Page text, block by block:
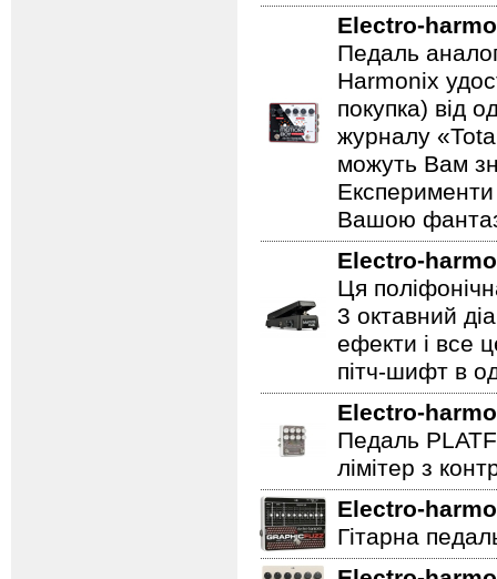
Electro-
Педаль
Harmonix
покупка) від
журналу
можуть Вам
Вашою
Electro-
Ця
3 октавний
ефекти і все
пітч-шифт в
Electro-
Педаль
лімітер з
Electro-
Гітарна